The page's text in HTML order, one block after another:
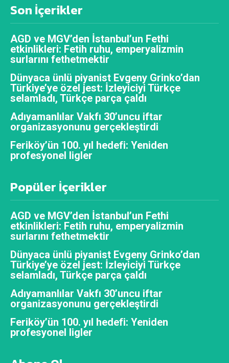
Son İçerikler
AGD ve MGV’den İstanbul’un Fethi
etkinlikleri: Fetih ruhu, emperyalizmin
surlarını fethetmektir
Dünyaca ünlü piyanist Evgeny Grinko’dan
Türkiye’ye özel jest: İzleyiciyi Türkçe
selamladı, Türkçe parça çaldı
Adıyamanlılar Vakfı 30’uncu iftar
organizasyonunu gerçekleştirdi
Feriköy’ün 100. yıl hedefi: Yeniden
profesyonel ligler
Popüler İçerikler
AGD ve MGV’den İstanbul’un Fethi
etkinlikleri: Fetih ruhu, emperyalizmin
surlarını fethetmektir
Dünyaca ünlü piyanist Evgeny Grinko’dan
Türkiye’ye özel jest: İzleyiciyi Türkçe
selamladı, Türkçe parça çaldı
Adıyamanlılar Vakfı 30’uncu iftar
organizasyonunu gerçekleştirdi
Feriköy’ün 100. yıl hedefi: Yeniden
profesyonel ligler